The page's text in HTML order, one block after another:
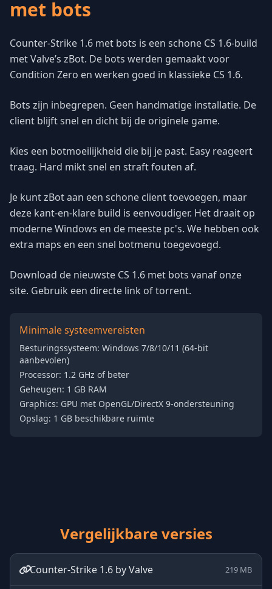
met bots
Counter-Strike 1.6 met bots is een schone CS 1.6-build
met Valve’s zBot. De bots werden gemaakt voor
Condition Zero en werken goed in klassieke CS 1.6.
Bots zijn inbegrepen. Geen handmatige installatie. De
client blijft snel en dicht bij de originele game.
Kies een botmoeilijkheid die bij je past. Easy reageert
traag. Hard mikt snel en straft fouten af.
Je kunt zBot aan een schone client toevoegen, maar
deze kant-en-klare build is eenvoudiger. Het draait op
moderne Windows en de meeste pc's. We hebben ook
extra maps en een snel botmenu toegevoegd.
Download de nieuwste CS 1.6 met bots vanaf onze
site. Gebruik een directe link of torrent.
Minimale systeemvereisten
Besturingssysteem: Windows 7/8/10/11 (64-bit
aanbevolen)
Processor: 1.2 GHz of beter
Geheugen: 1 GB RAM
Graphics: GPU met OpenGL/DirectX 9-ondersteuning
Opslag: 1 GB beschikbare ruimte
Vergelijkbare versies
Counter-Strike 1.6 by Valve 219 MB